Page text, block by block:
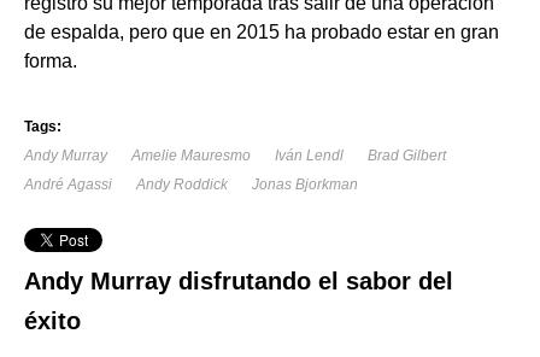
de espalda, pero que en 2015 ha probado estar en gran
forma.
Tags:
Andy Murray
Amelie Mauresmo Iván Lendl
Brad Gilbert
André Agassi
Andy Roddick Jonas Bjorkman
Andy Murray disfrutando el sabor del
éxito